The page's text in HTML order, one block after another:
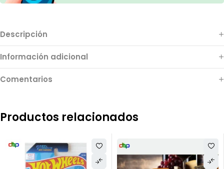
Descripción
Información adicional
Comentarios
Productos relacionados